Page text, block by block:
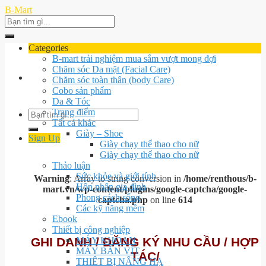
Skip
to
content
B-Mart
Search
for:
Search
for:
Sign Up
Warning: Array to string conversion in /home/renthous/b-
mart.vn/wp-content/plugins/google-captcha/google-
captcha.phpon line 614
GHI DANH / ĐĂNG KÝ NHU CẦU / HỢP
TÁC/
Categories
B-mart trải nghiệm mua sắm vượt mong đợi
Chăm sóc Da mặt (Facial Care)
Chăm sóc toàn thân (body Care)
Cobo sản phẩm
Da & Tóc
Trang điểm
Tất cả khác
Giày – Shoe
Giày chạy thể thao cho nữ
Giày chạy thể thao cho nữ
Thảo luận
Sức khỏe và giới tính
Hôn nhân gia đình
Phong cách sống
Các kỹ năng mềm
Ebook
Thiết bị công nghiệp
MÁY KHOAN
MÁY BẮN VÍT
THIÊT BỊ NÂNG HẠ